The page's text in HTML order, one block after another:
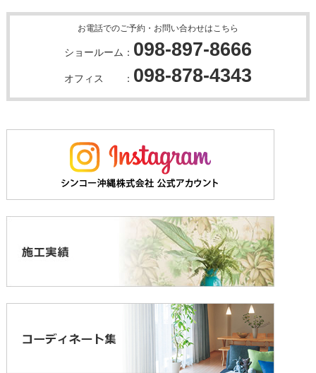
お電話でのご予約・お問い合わせはこちら
ショールーム： 098-897-8666
オフィス ： 098-878-4343